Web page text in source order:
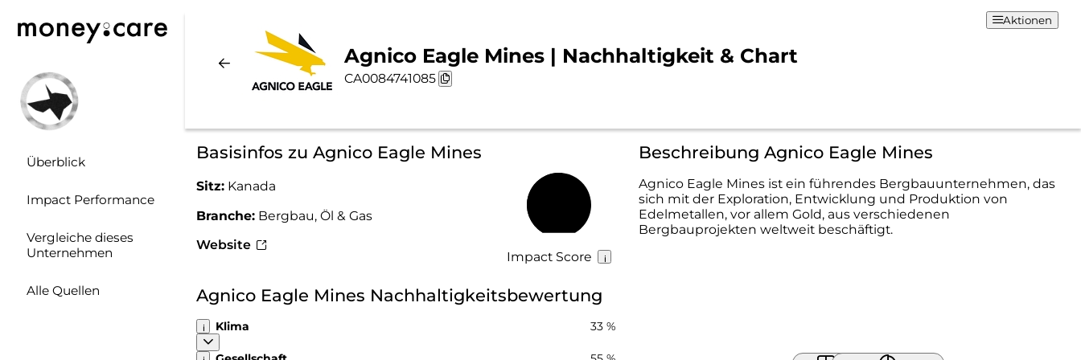
Überblick
Impact Performance
Vergleiche dieses
Unternehmen
Alle Quellen
Agnico Eagle Mines | Nachhaltigkeit & Chart
CA0084741085
Aktionen
Basisinfos zu Agnico Eagle Mines
Sitz: Kanada
Branche: Bergbau, Öl & Gas
Website
Impact Score
Beschreibung Agnico Eagle Mines
Agnico Eagle Mines ist ein führendes Bergbauunternehmen, das
sich mit der Exploration, Entwicklung und Produktion von
Edelmetallen, vor allem Gold, aus verschiedenen
Bergbauprojekten weltweit beschäftigt.
Agnico Eagle Mines Nachhaltigkeitsbewertung
Klima 33 %